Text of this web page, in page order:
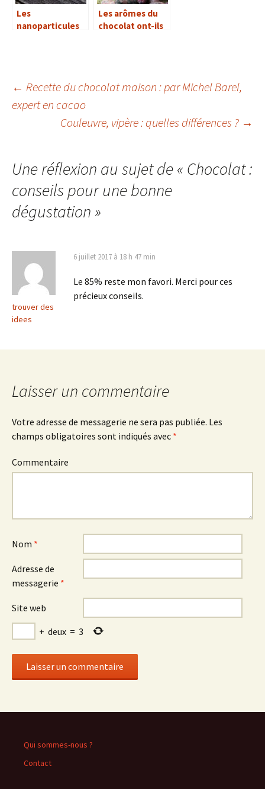
Les
nanoparticules
Les arômes du
chocolat ont-ils
Navigation
articles
← Recette du chocolat maison : par Michel Barel,
expert en cacao
Couleuvre, vipère : quelles différences ? →
Une réflexion au sujet de « Chocolat :
conseils pour une bonne
dégustation»
trouver des
idees
6 juillet 2017 à 18 h 47 min
Le 85% reste mon favori. Merci pour ces
précieux conseils.
Laisser un commentaire
Votre adresse de messagerie ne sera pas publiée. Les
champs obligatoires sont indiqués avec *
Commentaire
Nom *
Adresse de
messagerie *
Site web
+ deux = 3
Qui sommes-nous ?
Contact